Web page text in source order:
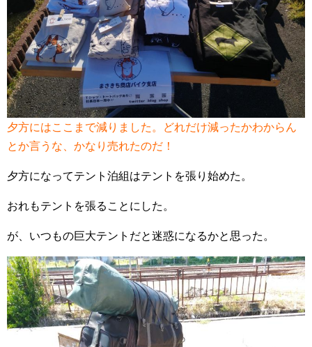
夕方にはここまで減りました。どれだけ減ったかわからん
とか言うな、かなり売れたのだ！
夕方になってテント泊組はテントを張り始めた。
おれもテントを張ることにした。
が、いつもの巨大テントだと迷惑になるかと思った。